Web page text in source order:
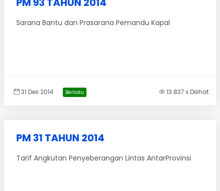
Sarana Bantu dan Prasarana Pemandu Kapal
31 Des 2014 Berlaku 13.837 x Dilihat
PM 31 TAHUN 2014
Tarif Angkutan Penyeberangan Lintas AntarProvinsi